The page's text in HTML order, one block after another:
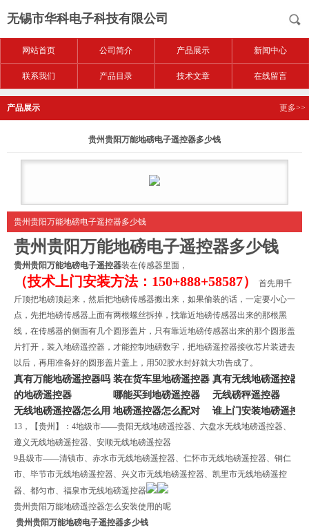
无锡市华科电子科技有限公司
网站首页 公司简介 产品展示 新闻中心
联系我们 产品目录 技术文章 在线留言
产品展示 更多>>
贵州贵阳万能地磅电子遥控器多少钱
贵州贵阳万能地磅电子遥控器多少钱
贵州贵阳万能地磅电子遥控器多少钱
贵州贵阳万能地磅电子遥控器装在传感器里面，
（技术上门安装方法：150+888+58587）
首先用千
斤顶把地磅顶起来，然后把地磅传感器搬出来，如果偷装的话，一定要小心一
点，先把地磅传感器上面有两根螺丝拆掉，找靠近地磅传感器出来的那根黑
线，在传感器的侧面有几个圆形盖片，只有靠近地磅传感器出来的那个圆形盖
片打开，装入地磅遥控器，才能控制地磅数字，把地磅遥控器接收芯片装进去
以后，再用准备好的圆形盖片盖上，用502胶水封好就大功告成了。
真有万能地磅遥控器吗 装在货车里地磅遥控器 真有无线地磅遥控器吗
的地磅遥控器
哪能买到地磅遥控器
无线磅秤遥控器
无线地磅遥控器怎么用 地磅遥控器怎么配对 谁上门安装地磅遥控
13，【贵州】：4地级市——贵阳无线地磅遥控器、六盘水无线地磅遥控器、
遵义无线地磅遥控器、安顺无线地磅遥控器
9县级市——清镇市、赤水市无线地磅遥控器、仁怀市无线地磅遥控器、铜仁
市、毕节市无线地磅遥控器、兴义市无线地磅遥控器、凯里市无线地磅遥控
器、都匀市、福泉市无线地磅遥控器
贵州贵阳万能地磅遥控器怎么安装使用的呢
贵州贵阳万能地磅电子遥控器多少钱